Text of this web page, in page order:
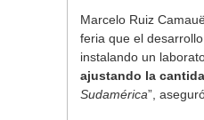
Marcelo Ruiz
feria que el
instalando un
ajustando la
Sudamérica”,